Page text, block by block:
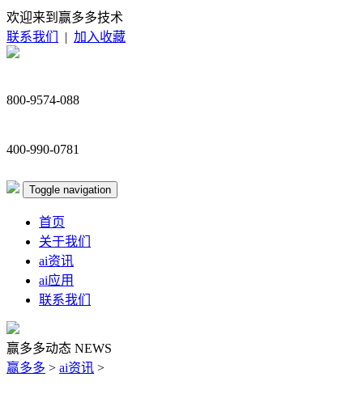
欢迎来到赢多多技术
联系我们
| 加入收藏
800-9574-088
400-990-0781
Toggle navigation
首页
关于我们
ai资讯
ai应用
联系我们
赢多多动态 NEWS
赢多多 > ai资讯 >